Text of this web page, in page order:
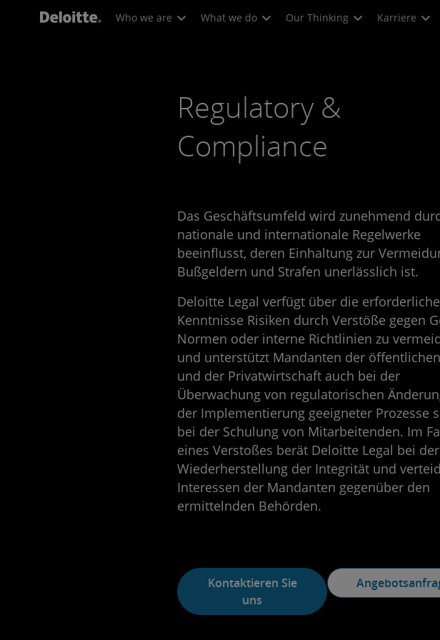
Who we are What we do Our Thinking Karriere
Regulatory &
Compliance
Das Geschäftsumfeld wird zunehmend
nationale und internationale Regelwerke
beeinflusst, deren Einhaltung zur
Bußgeldern und Strafen unerlässlich ist.
Deloitte Legal verfügt über die
Kenntnisse Risiken durch Verstöße gegen
Normen oder interne Richtlinien zu
und unterstützt Mandanten der
und der Privatwirtschaft auch bei der
Überwachung von regulatorischen
der Implementierung geeigneter Prozesse
bei der Schulung von Mitarbeitenden. Im
eines Verstoßes berät Deloitte Legal bei der
Wiederherstellung der Integrität und
Interessen der Mandanten gegenüber den
ermittelnden Behörden.
Kontaktieren Sie
uns